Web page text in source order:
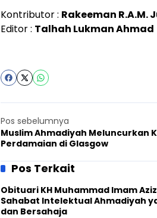
Kontributor : Rakeeman R.A.M.
Editor : Talhah Lukman Ahmad
Pos sebelumnya
Muslim Ahmadiyah Meluncurkan
Perdamaian di Glasgow
Pos Terkait
Obituari KH Muhammad Imam
Sahabat Intelektual Ahmadiyah
dan Bersahaja